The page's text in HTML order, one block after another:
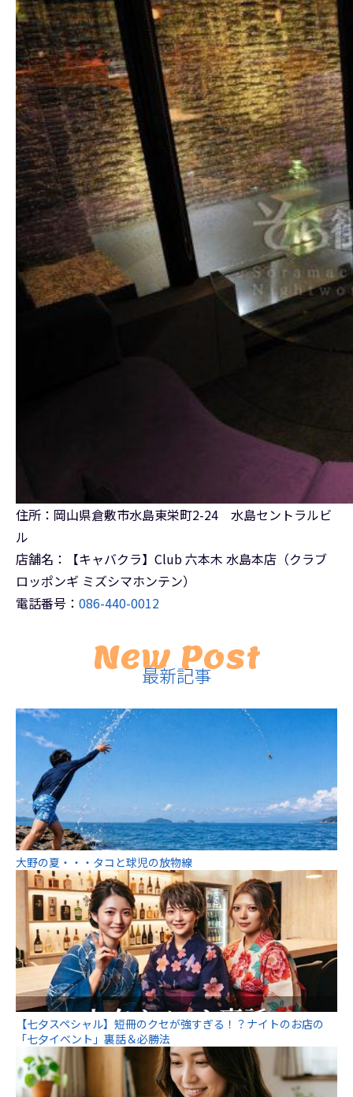
住所：岡山県倉敷市水島東栄町2-24 水島セントラルビ
ル
店舗名：【キャバクラ】Club 六本木 水島本店（クラブ
ロッポンギ ミズシマホンテン）
電話番号： 086-440-0012
New Post
最新記事
大野の夏・・・タコと球児の放物線
【七夕スペシャル】短冊のクセが強すぎる！？ナイトのお店の
「七夕イベント」裏話＆必勝法